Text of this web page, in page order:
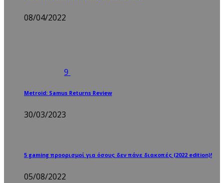
08/04/2022
9
Metroid: Samus Returns Review
30/03/2023
5 gaming προορισμοί για όσους δεν πάνε διακοπές (2022 edition)!
05/08/2022